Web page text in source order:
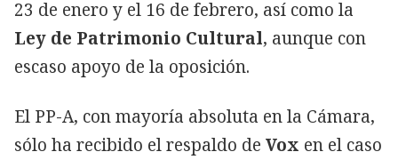
23 de enero y el 16 de febrero, así como la
Ley de Patrimonio Cultural, aunque con
escaso apoyo de la oposición.
El PP-A, con mayoría absoluta en la Cámara,
sólo ha recibido el respaldo de Vox en el caso